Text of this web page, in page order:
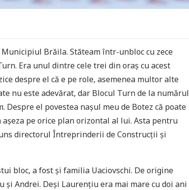
Brăila. Stăteam într-unbloc cu zece
Era unul dintre cele trei din oraș cu acest
despre el că e pe role, asemenea multor alte
nu este adevărat, dar Blocul Turn de la numărul
el povestea nașul meu de Botez că poate
pe orice plan orizontal al lui. Asta pentru
directorul Întreprinderii de Construcții și
bloc, a fost și familia Uaciovschi. De origine
și Andrei. Deși Laurențiu era mai mare cu doi ani